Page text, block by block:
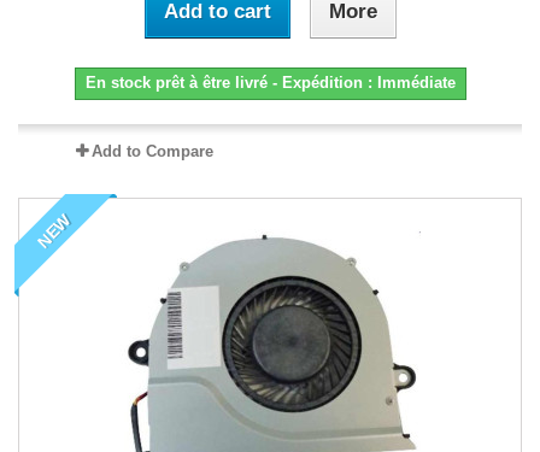
Add to cart More
En stock prêt à être livré - Expédition : Immédiate
Add to Compare
NEW